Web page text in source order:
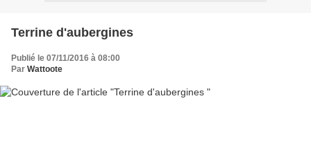
Terrine d'aubergines
Publié le 07/11/2016 à 08:00
Par Wattoote